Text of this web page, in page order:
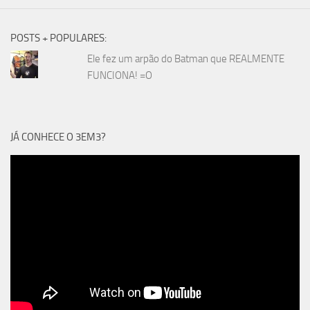
POSTS + POPULARES:
Ele fez um arpão do Batman que REALMENTE
FUNCIONA! =O
JÁ CONHECE O 3EM3?